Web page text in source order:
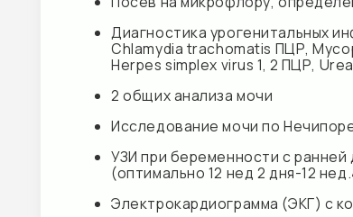
УЗИ при беременности с ранней
(оптимально 12 нед 2 дня-12 нед.4
Электрокардиограмма (ЭКГ) с
Анализ кала на яйца гельминтов
Дифференцированное определение
онкогенного риска 14 типов (16, 18,
2 забора крови для анализа из вены
Взятие материала для
стоимость уточнять у администратора